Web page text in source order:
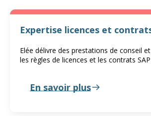
Expertise licences et
Elée délivre des prestations de conseil
les règles de licences et les contrats SAP
En savoir plus